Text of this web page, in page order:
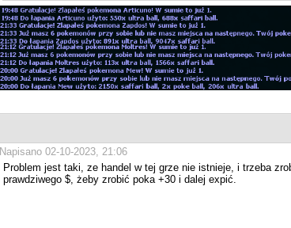
Napisano 02-10-2023, 21:06
Problem jest taki, ze handel w tej grze nie istnieje, i trzeba
prawdziwego $, żeby zrobić poka +30 i dalej expić.